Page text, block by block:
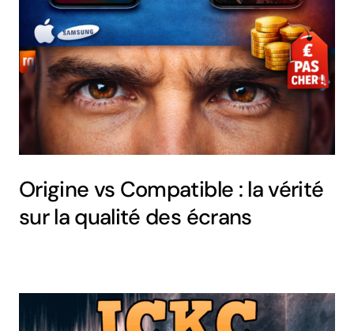
Origine vs Compatible : la vérité
sur la qualité des écrans